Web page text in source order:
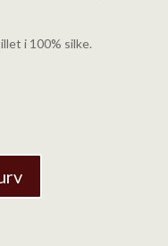
i 100% silke.